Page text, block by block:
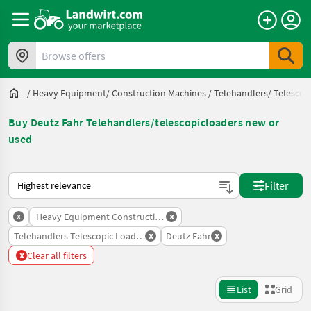
Browse offers
/ Heavy Equipment/ Construction Machines /Telehandlers/
Buy Deutz Fahr Telehandlers/telescopicloaders new or
used
This is how sorting works on Landwirt.com
Filter
x Heavy Equipment Construction Machines
x
Telehandlers Telescopic Loadersx Deutz Fahr x
x Clear all filters
List Grid